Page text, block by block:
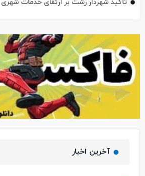
آخرین اخبار